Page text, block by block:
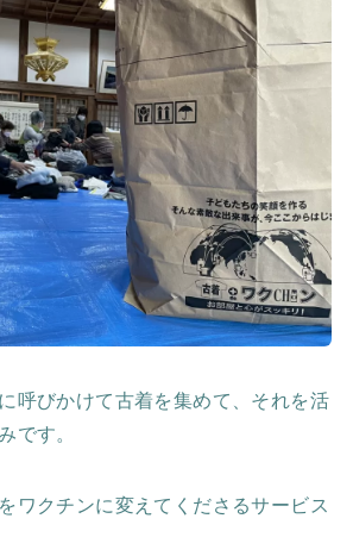
呼びかけて古着を集めて、それを活
です。
ワクチンに変えてくださるサービス